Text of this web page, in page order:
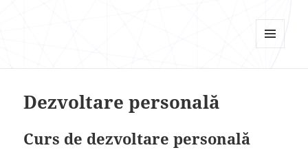
AND
Dezvoltare personală
Curs de dezvoltare personală